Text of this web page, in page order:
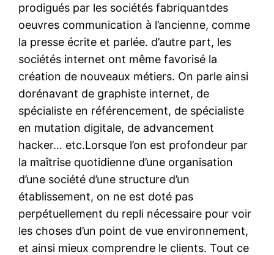
prodigués par les sociétés fabriquantdes
oeuvres communication à l’ancienne, comme
la presse écrite et parlée. d’autre part, les
sociétés internet ont même favorisé la
création de nouveaux métiers. On parle ainsi
dorénavant de graphiste internet, de
spécialiste en référencement, de spécialiste
en mutation digitale, de advancement
hacker… etc.Lorsque l’on est profondeur par
la maîtrise quotidienne d’une organisation
d’une société d’une structure d’un
établissement, on ne est doté pas
perpétuellement du repli nécessaire pour voir
les choses d’un point de vue environnement,
et ainsi mieux comprendre le clients. Tout ce